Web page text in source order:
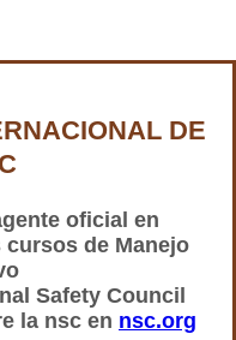
DE
oficial en
de Manejo
Safety Council
la nsc en nsc.org